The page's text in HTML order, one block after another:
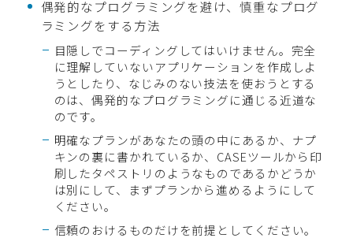
偶発的なプログラミングを避け、慎重なプログ
ラミングをする方法
目隠しでコーディングしてはいけません。完全
に理解していないアプリケーションを作成しよ
うとしたり、なじみのない技法を使おうとする
のは、偶発的なプログラミングに通じる近道な
のです。
明確なプランがあなたの頭の中にあるか、ナプ
キンの裏に書かれているか、CASEツールから印
刷したタペストリのようなものであるかどうか
は別にして、まずプランから進めるようにして
ください。
信頼のおけるものだけを前提としてください。